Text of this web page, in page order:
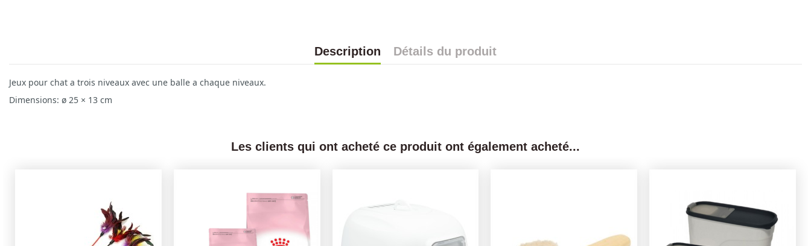
Description Détails du produit
Jeux pour chat a trois niveaux avec une balle a chaque niveaux.
Dimensions: ø 25 × 13 cm
Les clients qui ont acheté ce produit ont également acheté...